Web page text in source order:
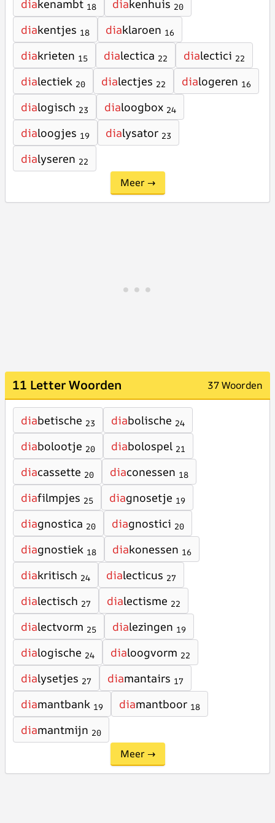
diakenambt 18 diakenhuis 20
diakentjes 18 diaklaroen 16
diakrieten 15 dialectica 22 dialectici 22
dialectiek 20 dialectjes 22 dialogeren 16
dialogisch 23 dialoogbox 24
dialoogjes 19 dialysator 23
dialyseren 22
Meer →
11 Letter Woorden 37 Woorden
diabetische 23 diabolische 24
diabolootje 20 diabolospel 21
diacassette 20 diaconessen 18
diafilmpjes 25 diagnosetje 19
diagnostica 20 diagnostici 20
diagnostiek 18 diakonessen 16
diakritisch 24 dialecticus 27
dialectisch 27 dialectisme 22
dialectvorm 25 dialezingen 19
dialogische 24 dialoogvorm 22
dialysetjes 27 diamantairs 17
diamantbank 19 diamantboor 18
diamantmijn 20
Meer →